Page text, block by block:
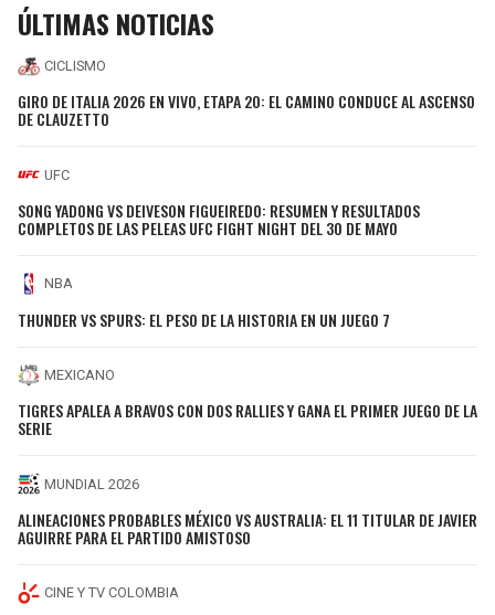
ÚLTIMAS NOTICIAS
CICLISMO
GIRO DE ITALIA 2026 EN VIVO, ETAPA 20: EL CAMINO CONDUCE AL ASCENSO
DE CLAUZETTO
UFC
SONG YADONG VS DEIVESON FIGUEIREDO: RESUMEN Y RESULTADOS
COMPLETOS DE LAS PELEAS UFC FIGHT NIGHT DEL 30 DE MAYO
NBA
THUNDER VS SPURS: EL PESO DE LA HISTORIA EN UN JUEGO 7
MEXICANO
TIGRES APALEA A BRAVOS CON DOS RALLIES Y GANA EL PRIMER JUEGO DE LA
SERIE
MUNDIAL 2026
ALINEACIONES PROBABLES MÉXICO VS AUSTRALIA: EL 11 TITULAR DE JAVIER
AGUIRRE PARA EL PARTIDO AMISTOSO
CINE Y TV COLOMBIA